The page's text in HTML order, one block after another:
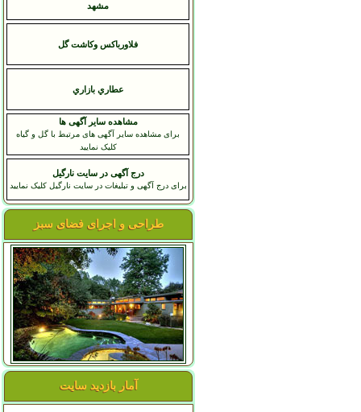
مشهد
فلاورباکس وکاشت گل
عطاري بازاري
مشاهده سایر آگهی ها
برای مشاهده سایر آگهی های مرتبط با گل و گیاه
کلیک نمایید
درج آگهی در سایت نارگیل
برای درج آگهی و تبلیغات در سایت نارگیل کلیک نمایید
طراحی و اجرای فضای سبز
آمار بازدید سایت